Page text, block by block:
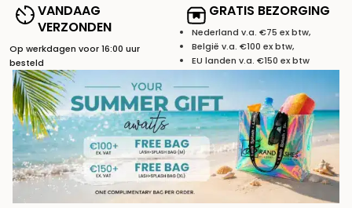
VANDAAG
VERZONDEN
Op werkdagen voor 16:00 uur
besteld
GRATIS BEZORGING
Nederland v.a. €75 ex btw,
België v.a. €100 ex btw,
EU landen v.a. €150 ex btw